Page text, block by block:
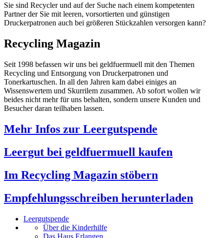
Sie sind Recycler und auf der Suche nach einem kompetenten
Partner der Sie mit leeren, vorsortierten und günstigen
Druckerpatronen auch bei größeren Stückzahlen versorgen kann?
Recycling Magazin
Seit 1998 befassen wir uns bei geldfuermuell mit den Themen
Recycling und Entsorgung von Druckerpatronen und
Tonerkartuschen. In all den Jahren kam dabei einiges an
Wissenswertem und Skurrilem zusammen. Ab sofort wollen wir
beides nicht mehr für uns behalten, sondern unsere Kunden und
Besucher daran teilhaben lassen.
Mehr Infos zur Leergutspende
Leergut bei geldfuermuell kaufen
Im Recycling Magazin stöbern
Empfehlungsschreiben herunterladen
Leergutspende
Über die Kinderhilfe
Das Haus Erlangen